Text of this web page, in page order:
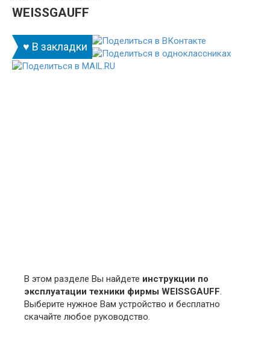
WEISSGAUFF
♥ В закладки
В этом разделе Вы найдете инструкции по
эксплуатации техники фирмы WEISSGAUFF.
Выберите нужное Вам устройство и бесплатно
скачайте любое руководство.